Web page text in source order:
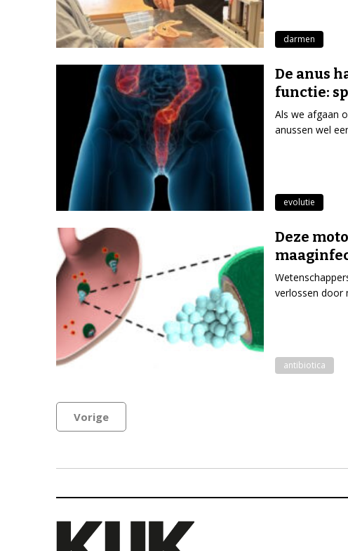
darmen
De anus
functie:
Als we afgaan
anussen wel
evolutie
Deze
verlossen door
antibiotica
Vorige